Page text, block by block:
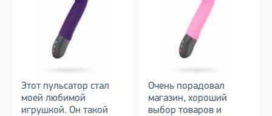
Этот пульсатор стал
моей любимой
игрушкой. Он такой
Очень порадовал
магазин, хороший
выбор товаров и